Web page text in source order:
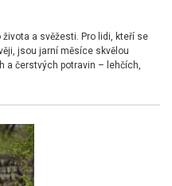
a svěžesti. Pro lidi, kteří se
jsou jarní měsíce skvělou
a čerstvých potravin – lehčích,